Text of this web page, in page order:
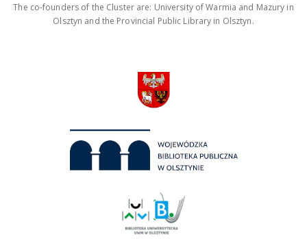
The co-founders of the Cluster are: University of Warmia and Mazury in
Olsztyn and the Provincial Public Library in Olsztyn.